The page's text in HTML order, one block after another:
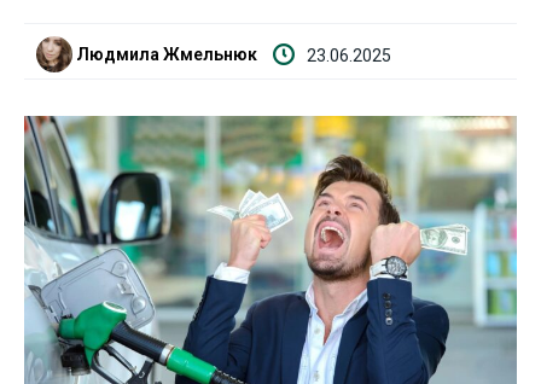
Криптовалюта
Робота і освіта
Публікації
ФОП
Людмила Жмельнюк 23.06.2025